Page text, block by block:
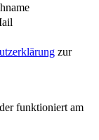
zur
funktioniert am